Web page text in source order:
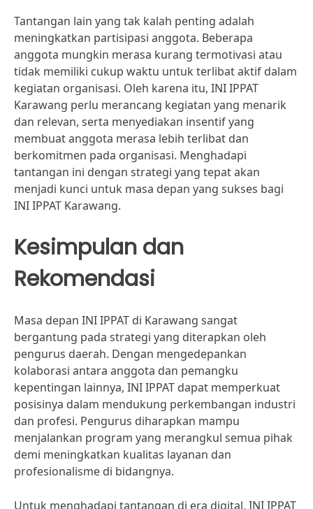
Tantangan lain yang tak kalah penting adalah
meningkatkan partisipasi anggota. Beberapa
anggota mungkin merasa kurang termotivasi atau
tidak memiliki cukup waktu untuk terlibat aktif dalam
kegiatan organisasi. Oleh karena itu, INI IPPAT
Karawang perlu merancang kegiatan yang menarik
dan relevan, serta menyediakan insentif yang
membuat anggota merasa lebih terlibat dan
berkomitmen pada organisasi. Menghadapi
tantangan ini dengan strategi yang tepat akan
menjadi kunci untuk masa depan yang sukses bagi
INI IPPAT Karawang.
Kesimpulan dan
Rekomendasi
Masa depan INI IPPAT di Karawang sangat
bergantung pada strategi yang diterapkan oleh
pengurus daerah. Dengan mengedepankan
kolaborasi antara anggota dan pemangku
kepentingan lainnya, INI IPPAT dapat memperkuat
posisinya dalam mendukung perkembangan industri
dan profesi. Pengurus diharapkan mampu
menjalankan program yang merangkul semua pihak
demi meningkatkan kualitas layanan dan
profesionalisme di bidangnya.
Untuk menghadapi tantangan di era digital, INI IPPAT